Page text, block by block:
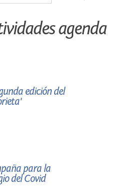
agenda
edición del
para la
del Covid